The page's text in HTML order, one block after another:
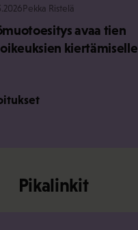
Pekka Ristelä
avaa tien
kiertämiselle
Pikalinkit